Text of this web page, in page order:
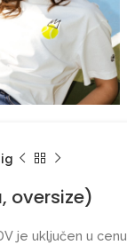
oversize)
je uključen u cenu